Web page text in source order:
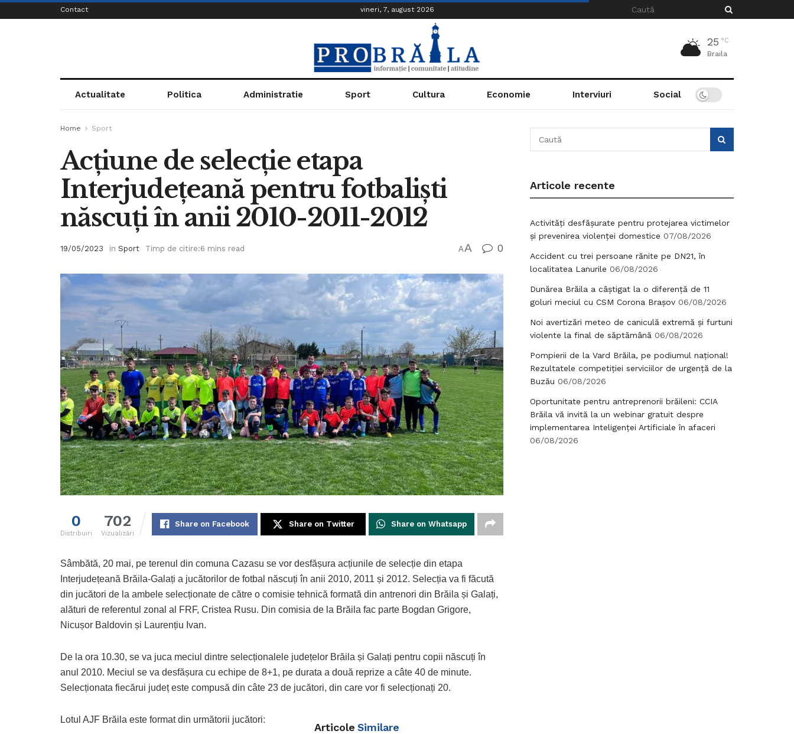
Contact vineri, 7, august 2026
25 °C
Braila
Actualitate Politica Administratie Sport Cultura Economie Interviuri Social
Home Sport
Acțiune de selecție etapa
Interjudețeană pentru fotbaliști
născuți în anii 2010-2011-2012
19/05/2023 in Sport Timp de citire:6 mins read AA 0
0
Distribuiri
702
Vizualizări
Share on Facebook Share on Twitter Share on Whatsapp
Sâmbătă, 20 mai, pe terenul din comuna Cazasu se vor desfășura acțiunile de selecție din etapa
Interjudețeană Brăila-Galați a jucătorilor de fotbal născuți în anii 2010, 2011 și 2012. Selecția va fi făcută
din jucători de la ambele selecționate de către o comisie tehnică formată din antrenori din Brăila și Galați,
alături de referentul zonal al FRF, Cristea Rusu. Din comisia de la Brăila fac parte Bogdan Grigore,
Nicușor Baldovin și Laurențiu Ivan.
De la ora 10.30, se va juca meciul dintre selecționalele județelor Brăila și Galați pentru copii născuți în
anul 2010. Meciul se va desfășura cu echipe de 8+1, pe durata a două reprize a câte 40 de minute.
Selecționata fiecărui județ este compusă din câte 23 de jucători, din care vor fi selecționați 20.
Articole Similare
Lotul AJF Brăila este format din următorii jucători:
Articole recente
Activități desfășurate pentru protejarea victimelor
și prevenirea violenței domestice 07/08/2026
Accident cu trei persoane rănite pe DN21, în
localitatea Lanurile 06/08/2026
Dunărea Brăila a câștigat la o diferență de 11
goluri meciul cu CSM Corona Brașov 06/08/2026
Noi avertizări meteo de caniculă extremă și furtuni
violente la final de săptămână 06/08/2026
Pompierii de la Vard Brăila, pe podiumul național!
Rezultatele competiției serviciilor de urgență de la
Buzău 06/08/2026
Oportunitate pentru antreprenorii brăileni: CCIA
Brăila vă invită la un webinar gratuit despre
implementarea Inteligenței Artificiale în afaceri
06/08/2026